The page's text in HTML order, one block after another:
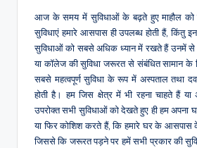
आज के समय में सुविधाओं के बढ़ते हुए माहौल को
सुविधाएं हमारे आसपास ही उपलब्ध होती हैं, किंतु
सुविधाओं को सबसे अधिक ध्यान में रखते हैं उनमें से
या कॉलेज की सुविधा जरूरत से संबंधित सामान के
सबसे महत्वपूर्ण सुविधा के रूप में अस्पताल तथा
होती है। हम जिस क्षेत्र में भी रहना चाहते हैं या
उपरोक्त सभी सुविधाओं को देखते हुए ही हम अपना
या फिर कोशिश करते हैं, कि हमारे घर के आसपास
जिससे कि जरूरत पड़ने पर हमें सभी प्रकार की